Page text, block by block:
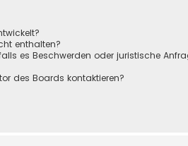
enthalten?
es Beschwerden oder juristische
des Boards kontaktieren?